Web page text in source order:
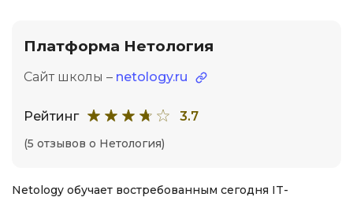
Платформа Нетология
Сайт школы – netology.ru
Рейтинг 3.7
(5 отзывов о Нетология)
Netology обучает востребованным сегодня IT-